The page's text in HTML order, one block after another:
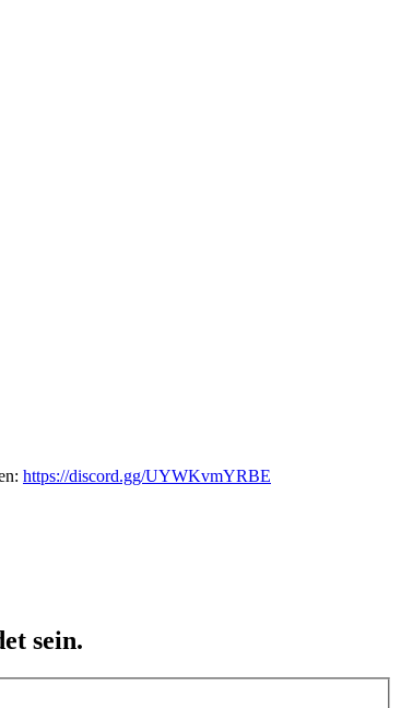
https://discord.gg/UYWKvmYRBE
sein.